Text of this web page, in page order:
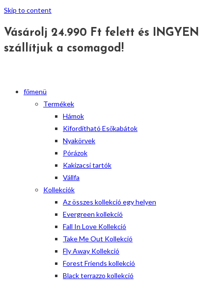
Skip to content
Vásárolj 24.990 Ft felett és INGYEN
szállítjuk a csomagod!
főmenü
Termékek
Hámok
Kifordítható Esőkabátok
Nyakörvek
Pórázok
Kakizacsi tartók
Vállfa
Kollekciók
Az összes kollekció egy helyen
Evergreen kollekció
Fall In Love Kollekció
Take Me Out Kollekció
Fly Away Kollekció
Forest Friends kollekció
Black terrazzo kollekció